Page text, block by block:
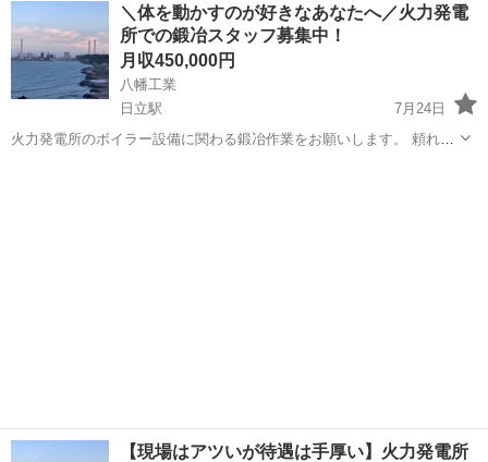
もあるので、キャリアアップも目指せます！ まずは気軽にご応募くだ
さい。一緒に現場で汗を流しましょう！
＼体を動かすのが好きなあなたへ／火力発電
所での鍛冶スタッフ募集中！
月収450,000円
八幡工業
日立駅
7月24日
火力発電所のボイラー設備に関わる鍛冶作業をお願いします。 頼れる
【現場はアツいが待遇は手厚い】火力発電所